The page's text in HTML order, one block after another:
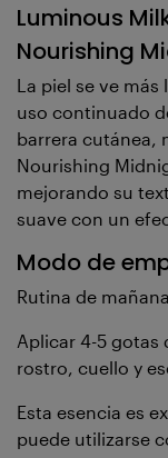
Luminous
Nourishing
La piel se ve
uso continuado
barrera cutánea,
Nourishing
mejorando su
suave con un
Modo de
Rutina de
Aplicar 4-5 gotas
rostro, cuello y
Esta esencia es
puede utilizarse